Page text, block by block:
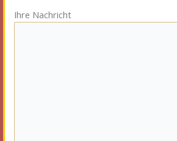
Ihre Nachricht